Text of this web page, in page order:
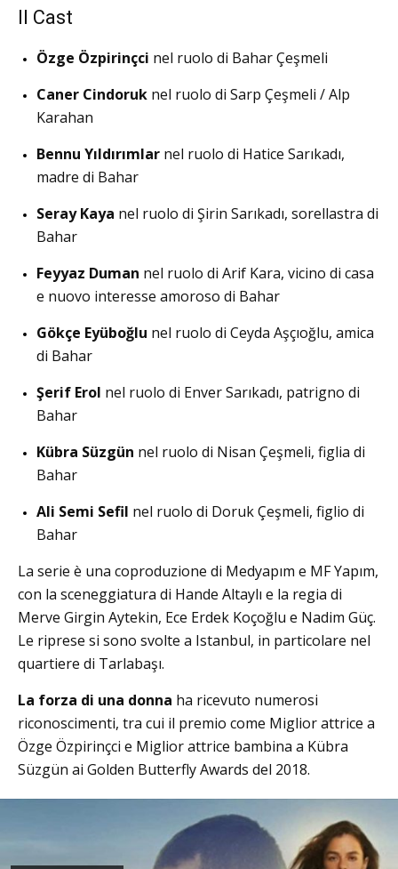
Il Cast
Özge Özpirinçci nel ruolo di Bahar Çeşmeli
Caner Cindoruk nel ruolo di Sarp Çeşmeli / Alp
Karahan
Bennu Yıldırımlar nel ruolo di Hatice Sarıkadı,
madre di Bahar
Seray Kaya nel ruolo di Şirin Sarıkadı, sorellastra di
Bahar
Feyyaz Duman nel ruolo di Arif Kara, vicino di casa
e nuovo interesse amoroso di Bahar
Gökçe Eyüboğlu nel ruolo di Ceyda Aşçıoğlu, amica
di Bahar
Şerif Erol nel ruolo di Enver Sarıkadı, patrigno di
Bahar
Kübra Süzgün nel ruolo di Nisan Çeşmeli, figlia di
Bahar
Ali Semi Sefil nel ruolo di Doruk Çeşmeli, figlio di
Bahar
La serie è una coproduzione di Medyapım e MF Yapım,
con la sceneggiatura di Hande Altaylı e la regia di
Merve Girgin Aytekin, Ece Erdek Koçoğlu e Nadim Güç.
Le riprese si sono svolte a Istanbul, in particolare nel
quartiere di Tarlabaşı.
La forza di una donna ha ricevuto numerosi
riconoscimenti, tra cui il premio come Miglior attrice a
Özge Özpirinçci e Miglior attrice bambina a Kübra
Süzgün ai Golden Butterfly Awards del 2018.